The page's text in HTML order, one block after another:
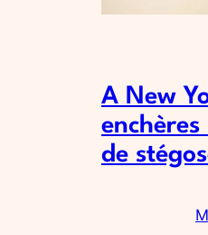
A New
enchères
de